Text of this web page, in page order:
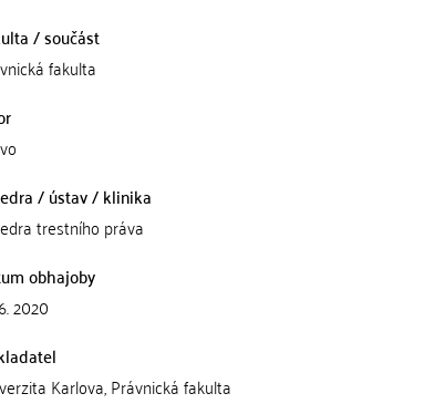
/ součást
fakulta
/ ústav / klinika
trestního práva
obhajoby
2020
Karlova, Právnická fakulta